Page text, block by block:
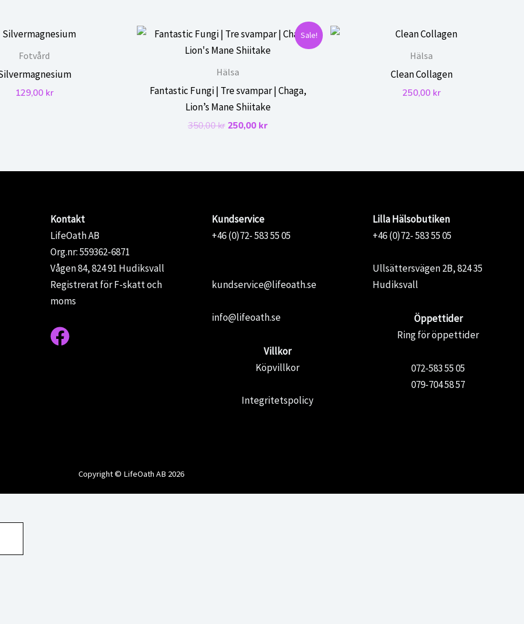
Fotvård
129,00 kr
Sale!
Hälsa
Fantastic Fungi | Tre svampar | Chaga,
Lion’s Mane Shiitake
350,00kr Det
350,00 kr.
250,00 krDet
250,00 kr.
Hälsa
Clean Collagen
250,00 kr
Kontakt
LifeOath AB
Org.nr: 559362-6871
Vågen 84, 824 91 Hudiksvall
Registrerat för F-skatt och
moms
Kundservice
+46 (0)72- 583 55 05
kundservice@lifeoath.se
info@lifeoath.se
Villkor
Köpvillkor
Integritetspolicy
Lilla Hälsobutiken
+46 (0)72- 583 55 05
Ullsättersvägen 2B, 824 35
Hudiksvall
Öppettider
Ring för öppettider
072-583 55 05
079-704 58 57
Copyright © LifeOath AB 2026